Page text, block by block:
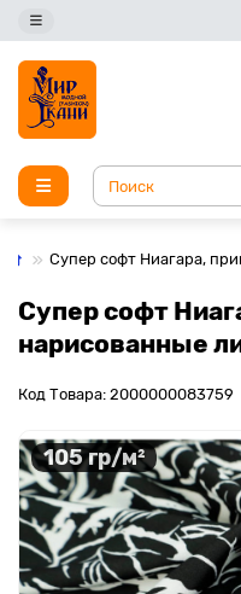
Супер софт Ниагара,
Супер софт
нарисованные
Код Товара: 2000000083759
105 гр/м²